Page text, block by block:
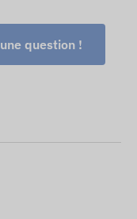
question !